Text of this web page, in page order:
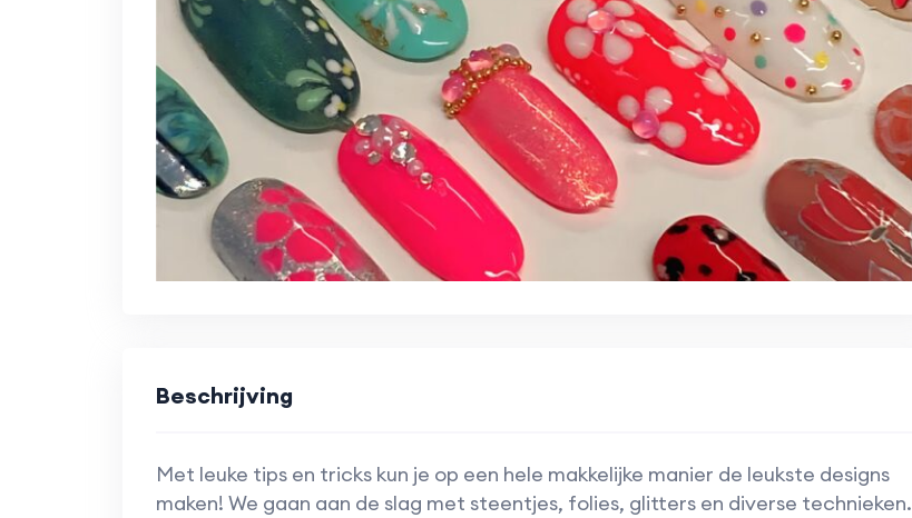
Beschrijving
Met leuke tips en tricks kun je op een hele makkelijke manier de leukste designs
maken! We gaan aan de slag met steentjes, folies, glitters en diverse technieken.